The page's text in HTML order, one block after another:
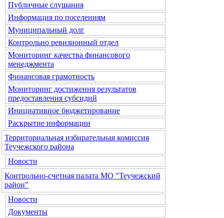
Публичные слушания
Информация по поселениям
Муниципальный долг
Контрольно ревизионный отдел
Мониторинг качества финансового
менеджмента
Финансовая грамотность
Мониторинг достижения результатов
предоставления субсидий
Инициативное бюджетирование
Раскрытие информации
Территориальная избирательная комиссия
Теучежского района
Новости
Контрольно-счетная палата МО "Теучежский
район"
Новости
Документы